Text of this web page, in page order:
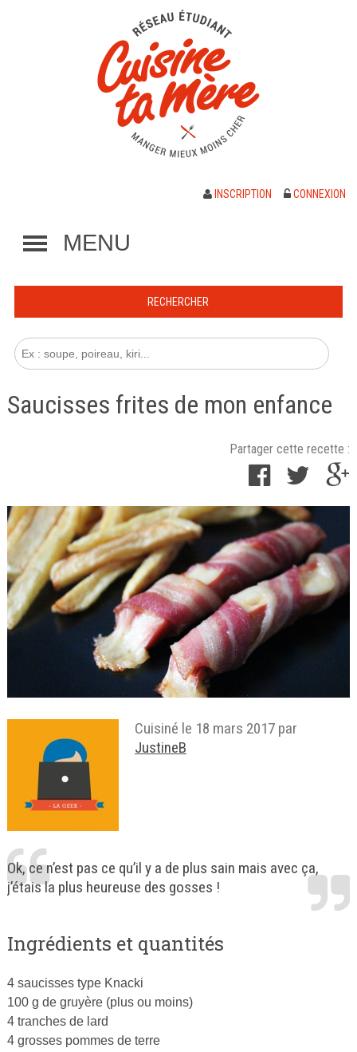
INSCRIPTION CONNEXION
MENU
Saucisses frites de mon enfance
Partager cette recette :
Cuisiné le 18 mars 2017 par
JustineB
Ok, ce n’est pas ce qu’il y a de plus sain mais avec ça,
j’étais la plus heureuse des gosses !
Ingrédients et quantités
4 saucisses type Knacki
100 g de gruyère (plus ou moins)
4 tranches de lard
4 grosses pommes de terre